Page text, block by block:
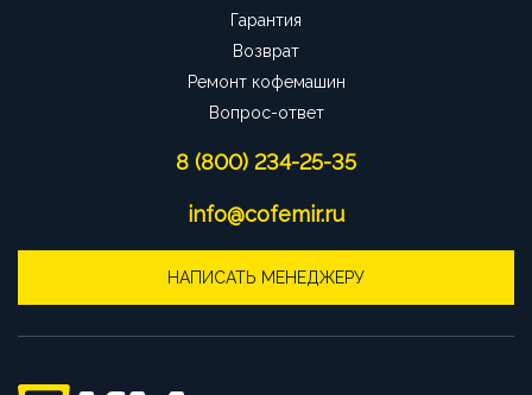
Гарантия
Возврат
Ремонт кофемашин
Вопрос-ответ
8 (800) 234-25-35
info@cofemir.ru
НАПИСАТЬ МЕНЕДЖЕРУ